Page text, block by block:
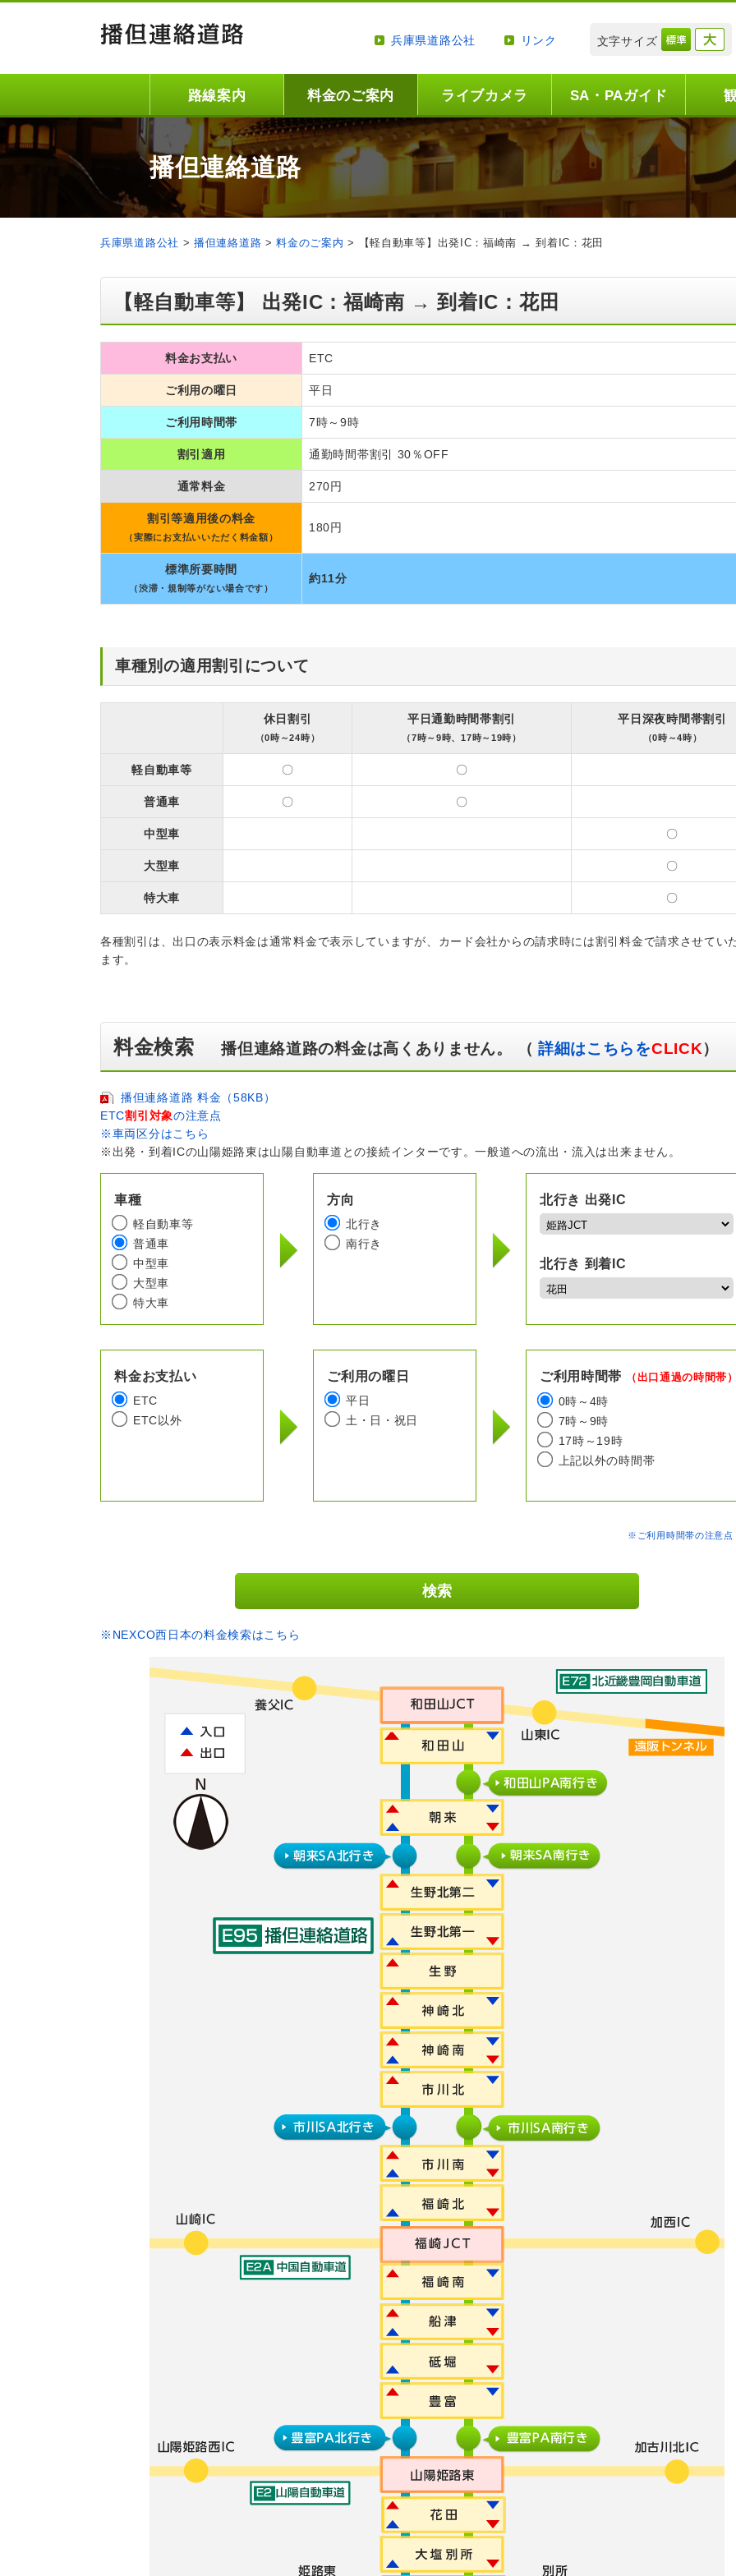
兵庫県道路公社 リンク 文字サイズ
路線案内 料金のご案内 ライブカメラ SA・PAガイド
播但連絡道路
兵庫県道路公社 >播但連絡道路 >料金のご案内 > 【軽自動車等】出発IC：福崎南 → 到着IC：花田
【軽自動車等】 出発IC：福崎南 → 到着IC：花田
料金お支払い ETC
ご利用の曜日 平日
ご利用時間帯 7時～9時
割引適用 通勤時間帯割引 30％OFF
通常料金 270円
割引等適用後の料金
（実際にお支払いいただく料金額）
180円
標準所要時間
（渋滞・規制等がない場合です）
約11分
車種別の適用割引について
休日割引
（0時～24時）
平日通勤時間帯割引
（7時～9時、17時～19時）
平日深夜時間帯割引
（0時～4時）
軽自動車等 〇 〇
普通車 〇 〇
中型車 〇
大型車 〇
特大車 〇
各種割引は、出口の表示料金は通常料金で表示していますが、カード会社からの請求時には割引料金で請求させてい
ます。
料金検索播但連絡道路の料金は高くありません。 （ 詳細はこちらをCLICK）
播但連絡道路 料金（58KB）
ETC割引対象の注意点
※車両区分はこちら
※出発・到着ICの山陽姫路東は山陽自動車道との接続インターです。一般道への流出・流入は出来ません。
車種
軽自動車等
普通車
中型車
大型車
特大車
方向
北行き
南行き
北行き 出発IC
北行き 到着IC
料金お支払い
ETC
ETC以外
ご利用の曜日
平日
土・日・祝日
ご利用時間帯 （出口通過の時間帯
0時～4時
7時～9時
17時～19時
上記以外の時間帯
※ご利用時間帯の注意
※NEXCO西日本の料金検索はこちら